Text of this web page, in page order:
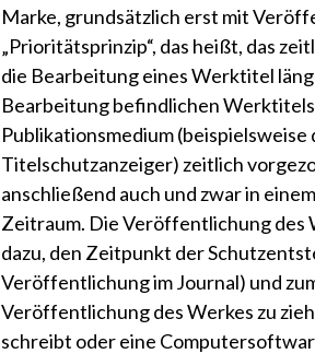
Marke, grundsätzlich erst mit
„Prioritätsprinzip“, das heißt, das
die Bearbeitung eines Werktitel
Bearbeitung befindlichen
Publikationsmedium (beispielsweise
Titelschutzanzeiger) zeitlich
anschließend auch und zwar in
Zeitraum. Die Veröffentlichung des
dazu, den Zeitpunkt der
Veröffentlichung im Journal) und
Veröffentlichung des Werkes zu
schreibt oder eine